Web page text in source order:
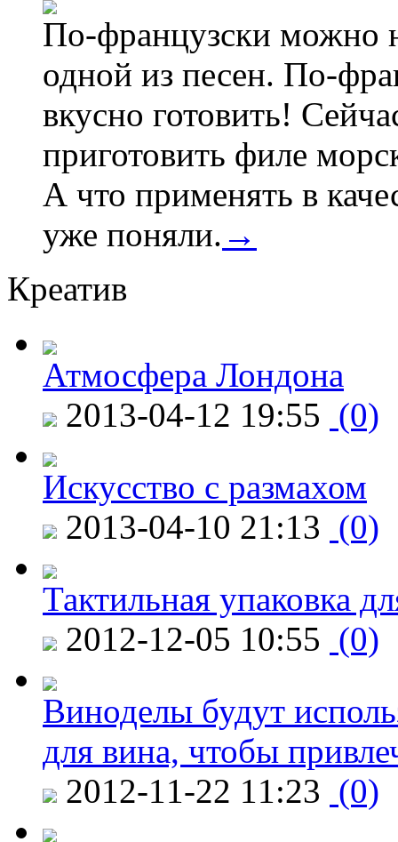
По-французски можно
одной из песен. По-
вкусно готовить!
приготовить филе
А что применять в
уже поняли. →
Креатив
Атмосфера Лондона
2013-04-12 19:55 (0)
Искусство с размахом
2013-04-10 21:13 (0)
Тактильная упаковка
2012-12-05 10:55 (0)
Виноделы будут
для вина, чтобы
2012-11-22 11:23 (0)